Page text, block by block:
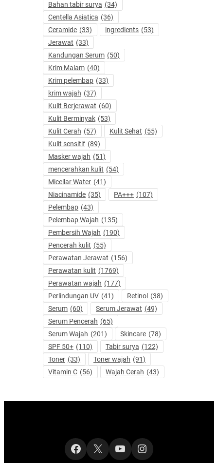
Bahan tabir surya (34)
Centella Asiatica (36)
Ceramide (33) ingredients (53)
Jerawat (33)
Kandungan Serum (50)
Krim Malam (40)
Krim pelembap (33)
krim wajah (37)
Kulit Berjerawat (60)
Kulit Berminyak (53)
Kulit Cerah (57) Kulit Sehat (55)
Kulit sensitif (89)
Masker wajah (51)
mencerahkan kulit (54)
Micellar Water (41)
Niacinamide (35) PA+++ (107)
Pelembap (43)
Pelembap Wajah (135)
Pembersih Wajah (190)
Pencerah kulit (55)
Perawatan Jerawat (156)
Perawatan kulit (1769)
Perawatan wajah (177)
Perlindungan UV (41) Retinol (38)
Serum (60) Serum Jerawat (49)
Serum Pencerah (65)
Serum Wajah (201) Skincare (78)
SPF 50+ (110) Tabir surya (122)
Toner (33) Toner wajah (91)
Vitamin C (56) Wajah Cerah (43)
Facebook
X YouTubeInstagram